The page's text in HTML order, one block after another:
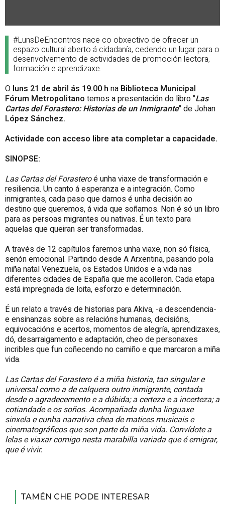
#LunsDeEncontros nace co obxectivo de ofrecer un
espazo cultural aberto á cidadanía, cedendo un lugar para o
desenvolvemento de actividades de promoción lectora,
formación e aprendizaxe.
O luns 21 de abril ás 19.00 h na Biblioteca Municipal
Fórum Metropolitano temos a presentación do libro "Las
Cartas del Forastero: Historias de un Inmigrante"de Johan
López Sánchez.
Actividade con acceso libre ata completar a capacidade.
SINOPSE:
Las Cartas del Forasteroé unha viaxe de transformación e
resiliencia. Un canto á esperanza e a integración. Como
inmigrantes, cada paso que damos é unha decisión ao
destino que queremos, á vida que soñamos. Non é só un libro
para as persoas migrantes ou nativas. É un texto para
aquelas que queiran ser transformadas.
A través de 12 capítulos faremos unha viaxe, non só física,
senón emocional. Partindo desde A Arxentina, pasando pola
miña natal Venezuela, os Estados Unidos e a vida nas
diferentes cidades de España que me acolleron. Cada etapa
está impregnada de loita, esforzo e determinación.
É un relato a través de historias para Akiva, -a descendencia-
e ensinanzas sobre as relacións humanas, decisións,
equivocacións e acertos, momentos de alegría, aprendizaxes,
dó, desarraigamento e adaptación, cheo de personaxes
incribles que fun coñecendo no camiño e que marcaron a miña
vida.
Las Cartas del Forasteroé a miña historia, tan singular e
universal como a de calquera outro inmigrante, contada
desde o agradecemento e a dúbida; a certeza e a incerteza; a
cotiandade e os soños. Acompañada dunha linguaxe
sinxela e cunha narrativa chea de matices musicais e
cinematográficos que son parte da miña vida. Convídote a
lelas e viaxar comigo nesta marabilla variada que é emigrar,
que é vivir.
TAMÉN CHE PODE INTERESAR